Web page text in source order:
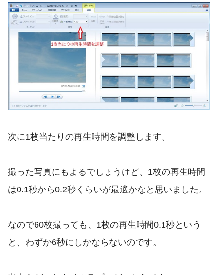
次に1枚当たりの再生時間を調整します。
撮った写真にもよるでしょうけど、1枚の再生時間
は0.1秒から0.2秒くらいが最適かなと思いました。
なので60枚撮っても、1枚の再生時間0.1秒という
と、わずか6秒にしかならないのです。